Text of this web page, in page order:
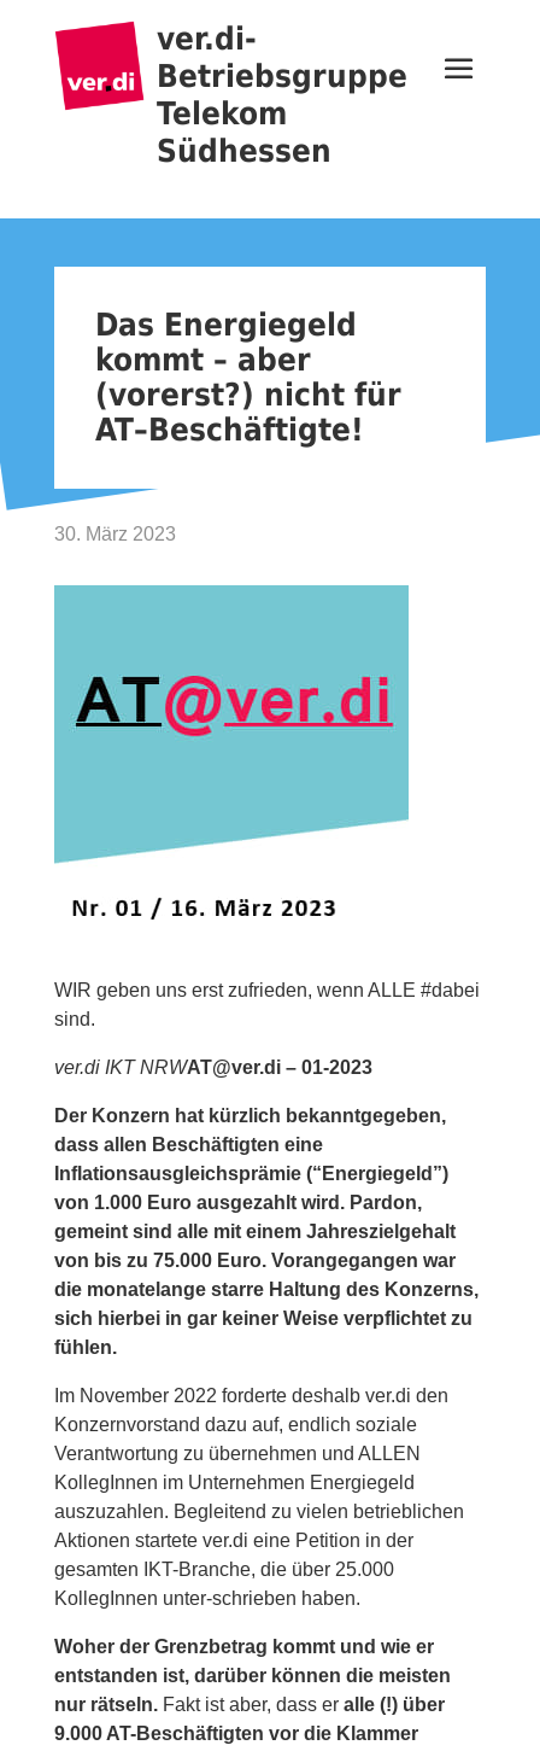
ver.di-
Betriebsgruppe
Telekom
Südhessen
Das Energiegeld
kommt – aber
(vorerst?) nicht für
AT–Beschäftigte!
30. März 2023
WIR geben uns erst zufrieden, wenn ALLE #dabei
sind.
ver.di IKT NRWAT@ver.di – 01-2023
Der Konzern hat kürzlich bekanntgegeben,
dass allen Beschäftigten eine
Inflationsausgleichsprämie (“Energiegeld”)
von 1.000 Euro ausgezahlt wird. Pardon,
gemeint sind alle mit einem Jahreszielgehalt
von bis zu 75.000 Euro. Vorangegangen war
die monatelange starre Haltung des Konzerns,
sich hierbei in gar keiner Weise verpflichtet zu
fühlen.
Im November 2022 forderte deshalb ver.di den
Konzernvorstand dazu auf, endlich soziale
Verantwortung zu übernehmen und ALLEN
KollegInnen im Unternehmen Energiegeld
auszuzahlen. Begleitend zu vielen betrieblichen
Aktionen startete ver.di eine Petition in der
gesamten IKT-Branche, die über 25.000
KollegInnen unter-schrieben haben.
Woher der Grenzbetrag kommt und wie er
entstanden ist, darüber können die meisten
nur rätseln.Fakt ist aber, dass er alle (!) über
9.000 AT-Beschäftigten vor die Klammer